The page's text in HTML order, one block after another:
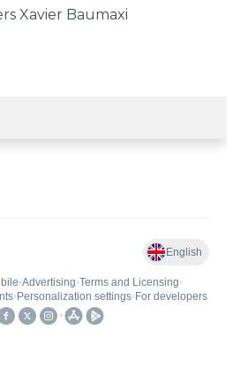
Xavier Baumaxi